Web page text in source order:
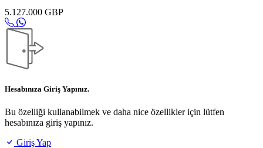
5.127.000 GBP
Hesabınıza Giriş Yapınız.
Bu özelliği kullanabilmek ve daha nice özellikler için lütfen
hesabınıza giriş yapınız.
Giriş Yap